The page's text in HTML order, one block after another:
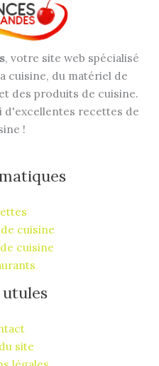
, votre site web spécialisé
cuisine, du matériel de
des produits de cuisine.
d'excellentes recettes de
!
cuisine
cuisine
site